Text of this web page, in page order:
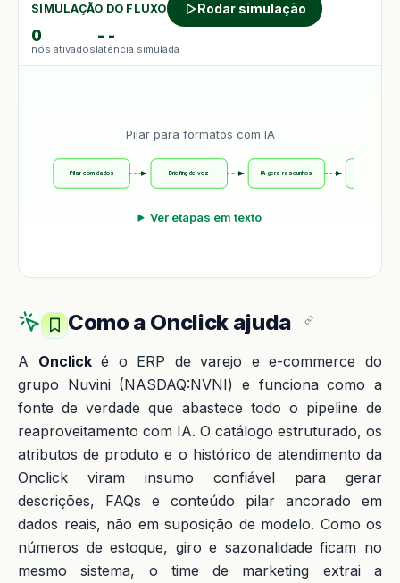
SIMULAÇÃO DO FLUXO Rodar simulação
0
nós ativados
--
latência simulada
Pilar para formatos com IA
Pilar com dados Briefing de voz IA gera rascunhos
Ver etapas em texto
Como a Onclick ajuda
A Onclické o ERP de varejo e e-commerce do
grupo Nuvini (NASDAQ:NVNI) e funciona como a
fonte de verdade que abastece todo o pipeline de
reaproveitamento com IA. O catálogo estruturado, os
atributos de produto e o histórico de atendimento da
Onclick viram insumo confiável para gerar
descrições, FAQs e conteúdo pilar ancorado em
dados reais, não em suposição de modelo. Como os
números de estoque, giro e sazonalidade ficam no
mesmo sistema, o time de marketing extrai a